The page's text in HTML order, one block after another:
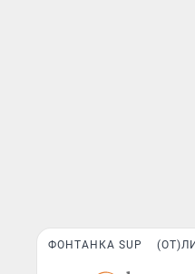
ФОНТАНКА SUP